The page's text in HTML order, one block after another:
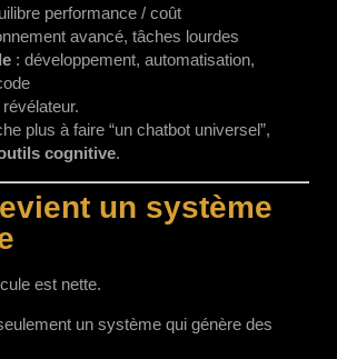
performance / coût
avancé, tâches lourdes
: développement, automatisation,
plus à faire “un chatbot universel”,
cognitive.
un système
est nette.
un système qui génère des